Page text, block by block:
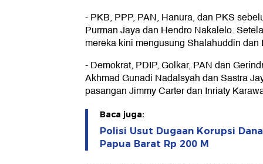
- PKB, PPP, PAN, Hanura, dan PKS
Purman Jaya dan Hendro Nakalelo.
mereka kini mengusung Shalahuddin dan
- Demokrat, PDIP, Golkar, PAN dan
Akhmad Gunadi Nadalsyah dan Sastra
pasangan Jimmy Carter dan Inriaty
Baca juga:
Polisi Usut Dugaan Korupsi
Papua Barat Rp 200 M